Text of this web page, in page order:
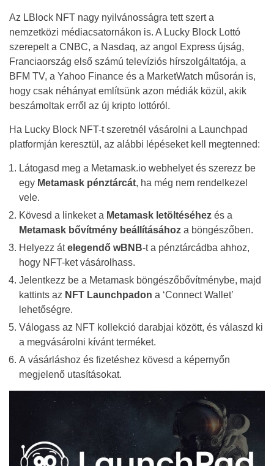
Az LBlock NFT nagy nyilvánosságra tett szert a
nemzetközi médiacsatornákon is. A Lucky Block Lottó
szerepelt a CNBC, a Nasdaq, az angol Express újság,
Franciaország első számú televíziós hírszolgáltatója, a
BFM TV, a Yahoo Finance és a MarketWatch műsorán is,
hogy csak néhányat említsünk azon médiák közül, akik
beszámoltak erről az új kripto lottóról.
Ha Lucky Block NFT-t szeretnél vásárolni a Launchpad
platformján keresztül, az alábbi lépéseket kell megtenned:
Látogasd meg a Metamask.io webhelyet és szerezz be
egy Metamask pénztárcát, ha még nem rendelkezel
vele.
Kövesd a linkeket a Metamask letöltéséhezés a
Metamask bővítmény beállításáhoza böngészőben.
Helyezz átelegendő wBNB-t a pénztárcádba ahhoz,
hogy NFT-ket vásárolhass.
Jelentkezz be a Metamask böngészőbővítménybe, majd
kattints az NFT Launchpadon a ‘Connect Wallet’
lehetőségre.
Válogass az NFT kollekció darabjai között, és válaszd ki
a megvásárolni kívánt terméket.
A vásárláshoz és fizetéshez kövesd a képernyőn
megjelenő utasításokat.